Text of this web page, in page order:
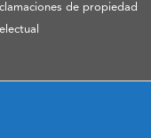
de propiedad